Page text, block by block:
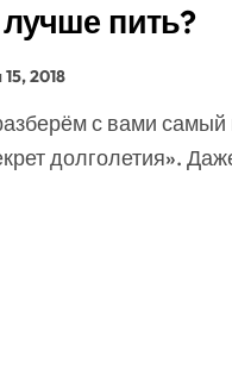
пить?
2018
долголетия».